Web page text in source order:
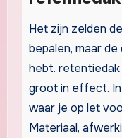
Het zijn zelden
bepalen, maar
hebt. retentiedak
groot in effect.
waar je op let
Materiaal,